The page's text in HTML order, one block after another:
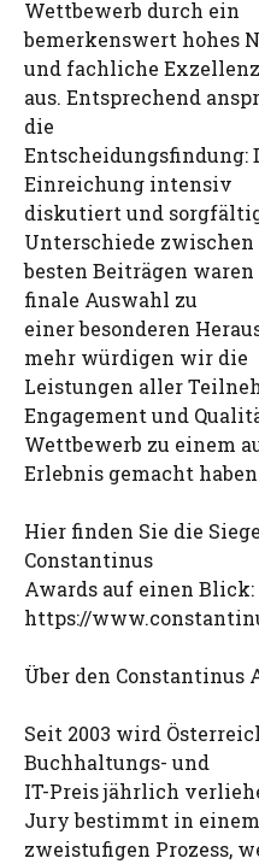
Wettbewerb durch ein
bemerkenswert hohes
und fachliche Exzellenz
aus. Entsprechend
die
Entscheidungsfindung:
Einreichung intensiv
diskutiert und
Unterschiede zwischen
besten Beiträgen
finale Auswahl zu
einer besonderen
mehr würdigen wir die
Leistungen aller
Engagement und
Wettbewerb zu einem
Erlebnis gemacht
Hier finden Sie die
Constantinus
Awards auf einen Blick:
https://
Über den Constantinus
Seit 2003 wird
Buchhaltungs- und
IT-Preis jährlich
Jury bestimmt in einem
zweistufigen Prozess,